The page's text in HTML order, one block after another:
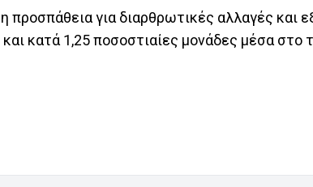
για διαρθρωτικές αλλαγές και
κατά 1,25 ποσοστιαίες μονάδες μέσα στο